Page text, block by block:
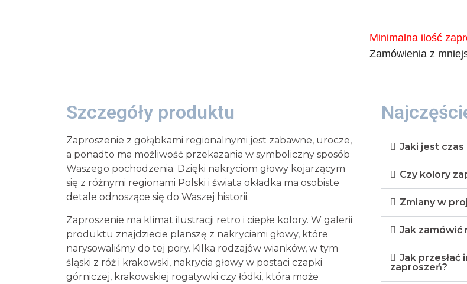
Minimalna ilość
Zamówienia z
Szczegóły produktu
Zaproszenie z gołąbkami regionalnymi jest zabawne, urocze,
a ponadto ma możliwość przekazania w symboliczny sposób
Waszego pochodzenia. Dzięki nakryciom głowy kojarzącym
się z różnymi regionami Polski i świata okładka ma osobiste
detale odnoszące się do Waszej historii.
Zaproszenie ma klimat ilustracji retro i ciepłe kolory. W galerii
produktu znajdziecie planszę z nakryciami głowy, które
narysowaliśmy do tej pory. Kilka rodzajów wianków, w tym
śląski z róż i krakowski, nakrycia głowy w postaci czapki
górniczej, krakowskiej rogatywki czy łódki, która może
Jaki jest
Czy kolory
Zmiany w
Jak zamówić
Jak
zaproszeń?